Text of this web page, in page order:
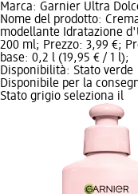
Marca: Garnier Ultra
Nome del prodotto:
modellante Idratazione
200 ml; Prezzo: 3,99 €;
base: 0,2 l (19,95 € / 1 l);
Disponibilità: Stato verde
Disponibile per la
Stato grigio seleziona il